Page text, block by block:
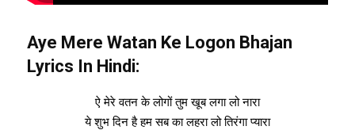
Aye Mere Watan Ke Logon Bhajan
Lyrics In Hindi:
ऐ मेरे वतन के लोगों तुम खूब लगा लो नारा
ये शुभ दिन है हम सब का लहरा लो तिरंगा प्यारा